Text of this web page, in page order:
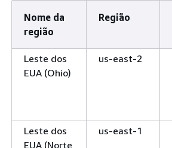
Nome da
região
Região
Leste dos
EUA (Ohio)
us-east-2
Leste dos
EUA (Norte
us-east-1